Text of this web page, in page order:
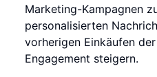
Marketing-Kampagnen
personalisierten
vorherigen Einkäufen
Engagement steigern.